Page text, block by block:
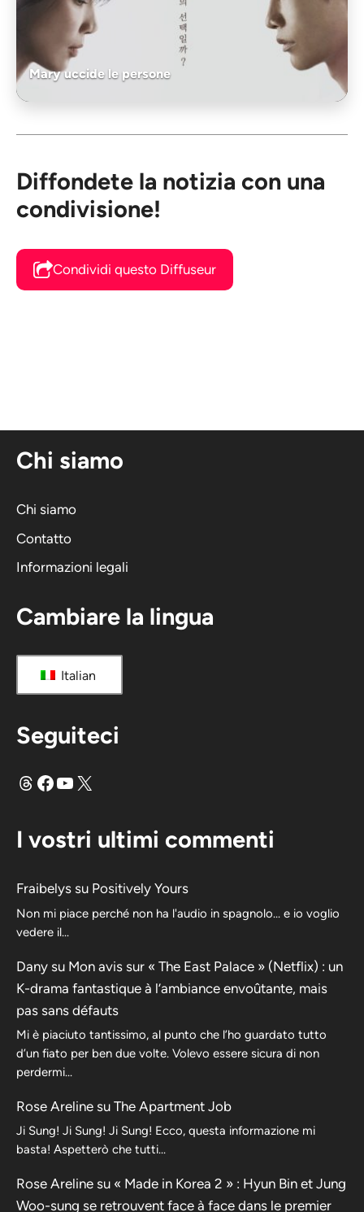
Mary uccide le persone
Diffondete la notizia con una
condivisione!
Condividi questo Diffuseur
Chi siamo
Chi siamo
Contatto
Informazioni legali
Cambiare la lingua
Italian
Seguiteci
FiliFacebook
YouTube
X
I vostri ultimi commenti
Fraibelys su Positively Yours
Non mi piace perché non ha l'audio in spagnolo... e io voglio
vedere il...
Dany su Mon avis sur « The East Palace » (Netflix) : un
K-drama fantastique à l’ambiance envoûtante, mais
pas sans défauts
Mi è piaciuto tantissimo, al punto che l’ho guardato tutto
d’un fiato per ben due volte. Volevo essere sicura di non
perdermi…
Rose Areline su The Apartment Job
Ji Sung! Ji Sung! Ji Sung! Ecco, questa informazione mi
basta! Aspetterò che tutti…
Rose Areline su « Made in Korea 2 » : Hyun Bin et Jung
Woo-sung se retrouvent face à face dans le premier